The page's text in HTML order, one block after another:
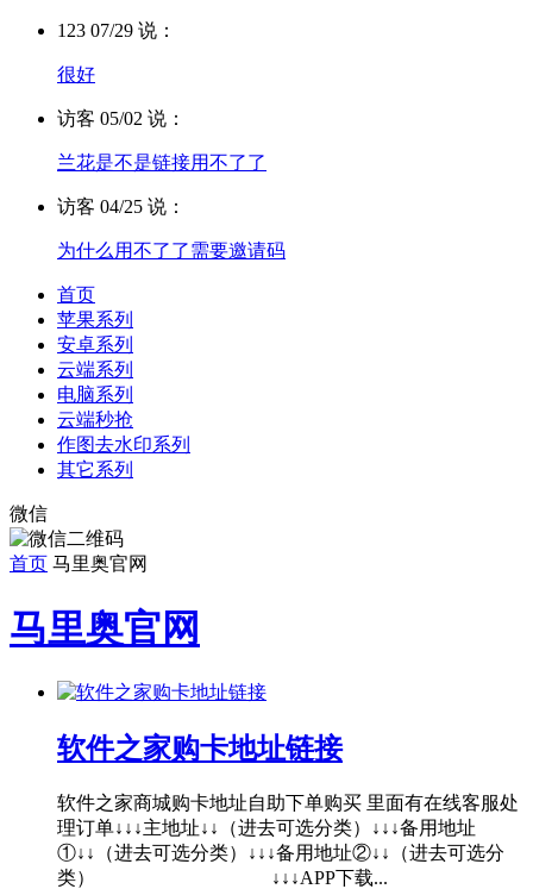
123 07/29 说：
很好
访客 05/02 说：
兰花是不是链接用不了了
访客 04/25 说：
为什么用不了了需要邀请码
首页
苹果系列
安卓系列
云端系列
电脑系列
云端秒抢
作图去水印系列
其它系列
微信
首页 马里奥官网
马里奥官网
软件之家购卡地址链接
软件之家商城购卡地址自助下单购买 里面有在线客服处
理订单↓↓↓主地址↓↓（进去可选分类）↓↓↓备用地址
①↓↓（进去可选分类）↓↓↓备用地址②↓↓（进去可选分
类） ↓↓↓APP下载...